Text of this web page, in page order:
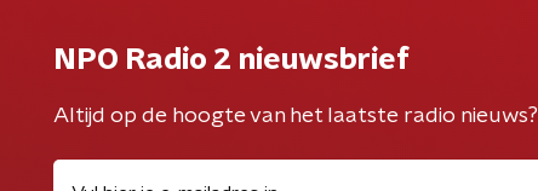
NPO Radio 2 nieuwsbrief
Altijd op de hoogte van het laatste radio nieuws?